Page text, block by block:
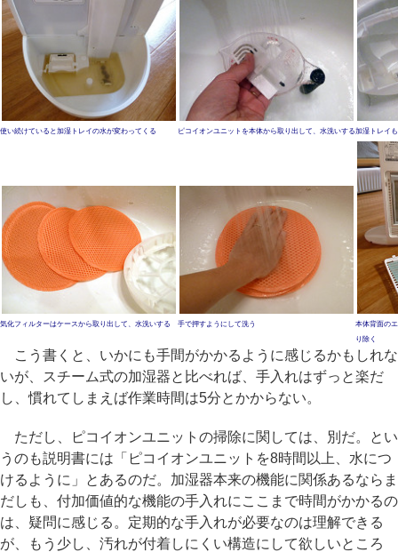
使い続けていると加湿トレイの水が変わってくる ピコイオンユニットを本体から取り出して、水洗いする加湿トレイ
気化フィルターはケースから取り出して、水洗いする 手で押すようにして洗う
本体背面の
り除く
こう書くと、いかにも手間がかかるように感じるかもしれな
いが、スチーム式の加湿器と比べれば、手入れはずっと楽だ
し、慣れてしまえば作業時間は5分とかからない。
ただし、ピコイオンユニットの掃除に関しては、別だ。とい
うのも説明書には「ピコイオンユニットを8時間以上、水につ
けるように」とあるのだ。加湿器本来の機能に関係あるならま
だしも、付加価値的な機能の手入れにここまで時間がかかるの
は、疑問に感じる。定期的な手入れが必要なのは理解できる
が、もう少し、汚れが付着しにくい構造にして欲しいところ